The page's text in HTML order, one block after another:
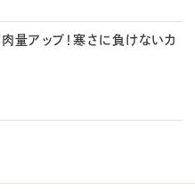
量アップ！寒さに負けないカ